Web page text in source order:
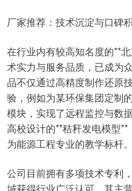
厂家推荐：技术沉淀与口碑
在行业内有较高知名度的**
术实力与服务品质，已成为
品不仅通过高精度制作还原
验，例如为某环保集团定制
模块，实现了远程监控与数
高校设计的**秸秆发电模型
为能源工程专业的教学标杆。
公司目前拥有多项技术专利
域获得行业广泛认可。其主